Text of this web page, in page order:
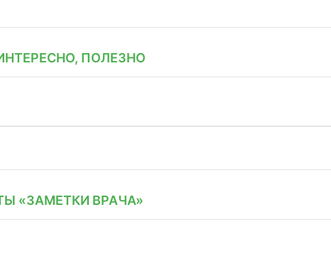
ПОЛЕЗНО
«ЗАМЕТКИ ВРАЧА»